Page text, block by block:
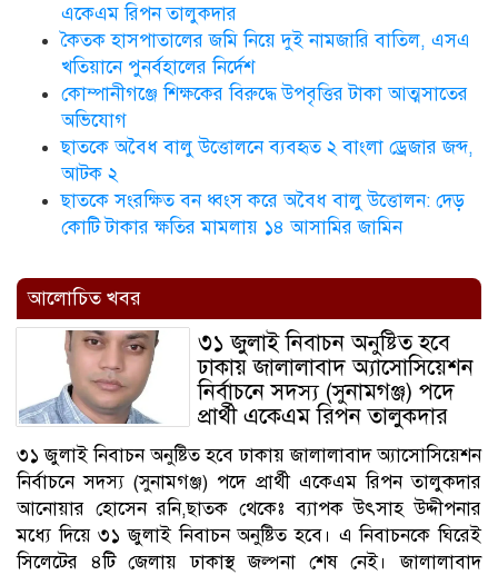
একেএম রিপন তালুকদার
কৈতক হাসপাতালের জমি নিয়ে দুই নামজারি বাতিল, এসএ
খতিয়ানে পুনর্বহালের নির্দেশ
কোম্পানীগঞ্জে শিক্ষকের বিরুদ্ধে উপবৃত্তির টাকা আত্মসাতের
অভিযোগ
ছাতকে অবৈধ বালু উত্তোলনে ব্যবহৃত ২ বাংলা ড্রেজার জব্দ,
আটক ২
ছাতকে সংরক্ষিত বন ধ্বংস করে অবৈধ বালু উত্তোলন: দেড়
কোটি টাকার ক্ষতির মামলায় ১৪ আসামির জামিন
আলোচিত খবর
৩১ জুলাই নিবাচন অনু‌ষ্টিত হ‌বে
ঢাকায় জালালাবাদ অ্যাসোসিয়েশন
নির্বাচনে সদস্য (সুনামগঞ্জ) পদে
প্রার্থী একেএম রিপন তালুকদার
৩১ জুলাই নিবাচন অনু‌ষ্টিত হ‌বে ঢাকায় জালালাবাদ অ্যাসোসিয়েশন
নির্বাচনে সদস্য (সুনামগঞ্জ) পদে প্রার্থী একেএম রিপন তালুকদার
আনোয়ার হো‌সেন র‌নি,ছাতক থে‌কেঃ ব‌্যাপক উৎসাহ উদ্দীপনার
ম‌ধ্যে দি‌য়ে ৩১ জুলাই নিবাচন অনু‌ষ্টিত হ‌বে। এ নিবাচন‌কে ঘি‌রেই
সি‌লে‌টের ৪‌টি জেলায় ঢাকাস্থ জল্পনা শেষ নেই। জালালাবাদ